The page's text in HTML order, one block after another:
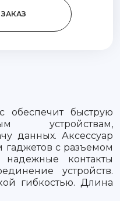
обеспечит быструю
устройствам,
данных. Аксессуар
гаджетов с разъемом
контакты
устройств.
гибкостью. Длина